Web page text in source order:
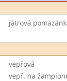
játrová
vepřová
vepř. na